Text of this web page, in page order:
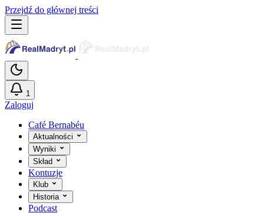
Przejdź do głównej treści
1
Zaloguj
Café Bernabéu
Aktualności
Wyniki
Skład
Kontuzje
Klub
Historia
Podcast